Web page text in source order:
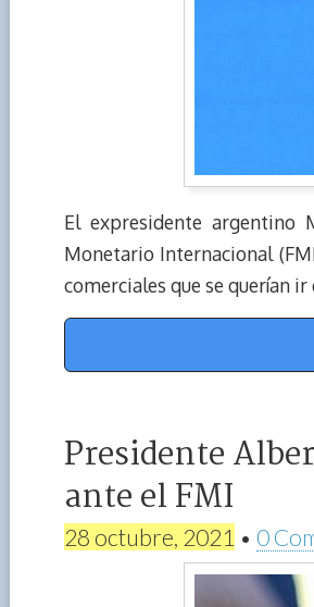
El expresidente argentino
Monetario Internacional
comerciales que se querían ir
Presidente
ante el FMI
28 octubre, 2021 • 0